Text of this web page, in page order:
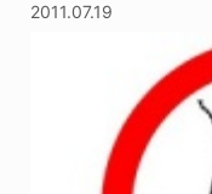
2011.07.19